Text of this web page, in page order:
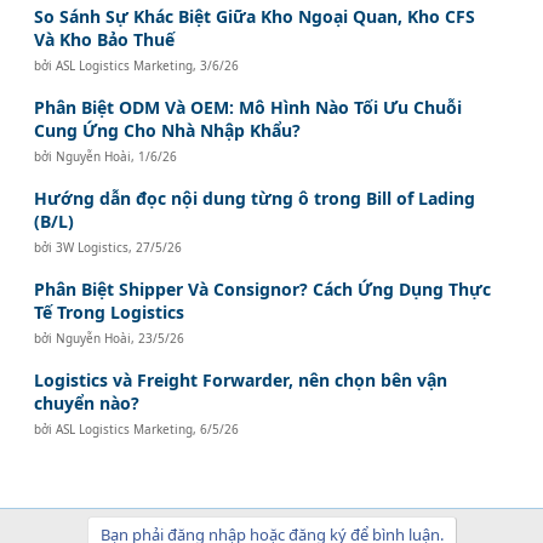
So Sánh Sự Khác Biệt Giữa Kho Ngoại Quan, Kho CFS
Và Kho Bảo Thuế
bởiASL Logistics Marketing,3/6/26
Phân Biệt ODM Và OEM: Mô Hình Nào Tối Ưu Chuỗi
Cung Ứng Cho Nhà Nhập Khẩu?
bởi Nguyễn Hoài, 1/6/26
Hướng dẫn đọc nội dung từng ô trong Bill of Lading
(B/L)
bởi3W Logistics, 27/5/26
Phân Biệt Shipper Và Consignor? Cách Ứng Dụng Thực
Tế Trong Logistics
bởi Nguyễn Hoài, 23/5/26
Logistics và Freight Forwarder, nên chọn bên vận
chuyển nào?
bởiASL Logistics Marketing,6/5/26
Bạn phải đăng nhập hoặc đăng ký để bình luận.